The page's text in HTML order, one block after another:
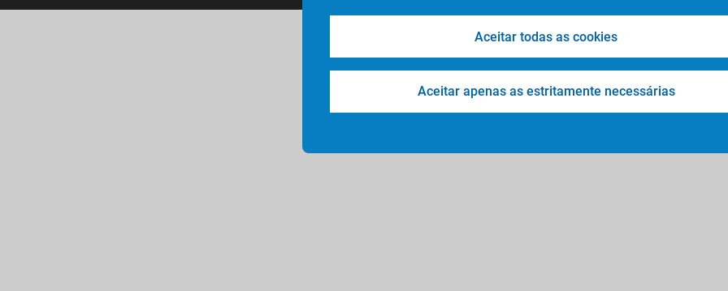
Aceitar todas as cookies
Aceitar apenas as estritamente necessárias